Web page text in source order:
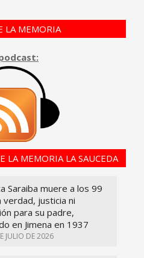
LA MEMORIA
podcast:
LA MEMORIA LA SAUCEDA
Saraiba muere a los 99
verdad, justicia ni
para su padre,
en Jimena en 1937
JULIO DE 2026